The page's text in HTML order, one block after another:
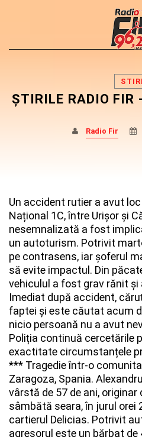
CAUTA
DISTRIBUIE
STIRI
ȘTIRILE RADIO
Radio Fir
Un accident rutier a avut loc
Național 1C, între Urișor și
nesemnalizată a fost
un autoturism. Potrivit
pe contrasens, iar șoferul
să evite impactul. Din
vehiculul a fost grav rănit și
Imediat după accident,
faptei și este căutat acum
nicio persoană nu a avut
Poliția continuă cercetările
exactitate circumstanțele
*** Tragedie într-o
Zaragoza, Spania.
vârstă de 57 de ani, originar
sâmbătă seara, în jurul orei
cartierul Delicias. Potrivit
agresorul este un bărbat de